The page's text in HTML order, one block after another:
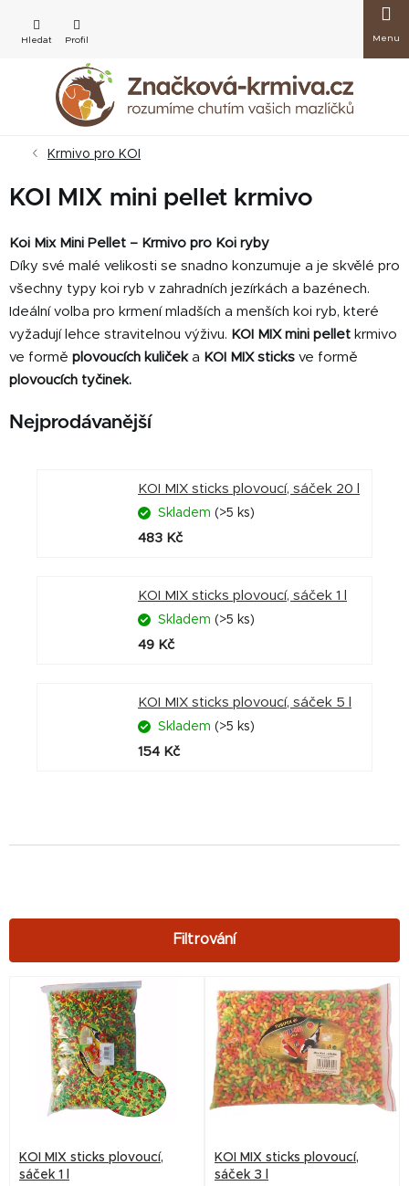
obsah
košík
Krmivo pro KOI
KOI MIX mini pellet krmivo
Koi Mix Mini Pellet – Krmivo pro Koi ryby
Díky své malé velikosti se snadno konzumuje a je skvělé pro
všechny typy koi ryb v zahradních jezírkách a bazénech.
Ideální volba pro krmení mladších a menších koi ryb, které
vyžadují lehce stravitelnou výživu. KOI MIX mini pellet krmivo
ve formě plovoucích kuliček a KOI MIX sticks ve formě
plovoucích tyčinek.
Nejprodávanější
KOI MIX sticks plovoucí, sáček 20 l
Skladem (>5 ks)
483 Kč
KOI MIX sticks plovoucí, sáček 1 l
Skladem (>5 ks)
49 Kč
KOI MIX sticks plovoucí, sáček 5 l
Skladem (>5 ks)
154 Kč
o
KOI MIX sticks plovoucí,
sáček 1 l
KOI MIX sticks plovoucí,
sáček 3 l